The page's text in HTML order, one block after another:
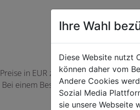
in EUR zzgl. der jeweils
Bei einem Bestellwert unter 50,00
können
Ihre Wahl
Diese Website nutzt
können daher vom
Andere Cookies
Sozial Media
sie unsere Webseite